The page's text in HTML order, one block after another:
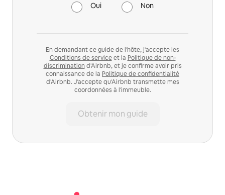
Oui Non
En demandant ce guide de l'hôte, j'accepte les
Conditions de serviceet la Politique de non-
discrimination d'Airbnb, et je confirme avoir pris
connaissance de la Politique de confidentialité
d'Airbnb. J'accepte qu'Airbnb transmette mes
coordonnées à l'immeuble.
Obtenir mon guide